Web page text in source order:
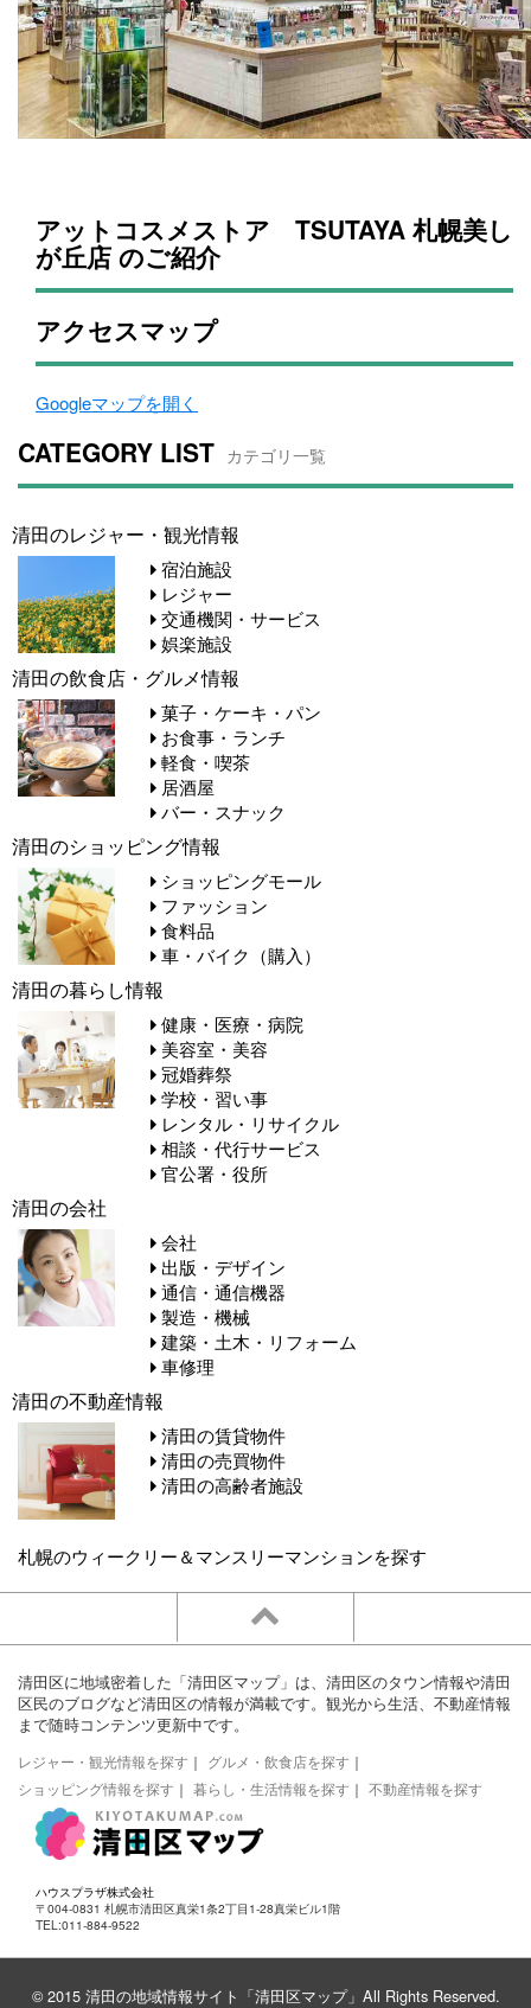
アットコスメストア TSUTAYA 札幌美し
が丘店 のご紹介
アクセスマップ
Googleマップを開く
CATEGORY LIST カテゴリ一覧
清田のレジャー・観光情報
宿泊施設
レジャー
交通機関・サービス
娯楽施設
清田の飲食店・グルメ情報
菓子・ケーキ・パン
お食事・ランチ
軽食・喫茶
居酒屋
バー・スナック
清田のショッピング情報
ショッピングモール
ファッション
食料品
車・バイク（購入）
清田の暮らし情報
健康・医療・病院
美容室・美容
冠婚葬祭
学校・習い事
レンタル・リサイクル
相談・代行サービス
官公署・役所
清田の会社
会社
出版・デザイン
通信・通信機器
製造・機械
建築・土木・リフォーム
車修理
清田の不動産情報
清田の賃貸物件
清田の売買物件
清田の高齢者施設
札幌のウィークリー＆マンスリーマンションを探す
清田区に地域密着した「清田区マップ」は、清田区のタウン情報や清田
区民のブログなど清田区の情報が満載です。観光から生活、不動産情報
まで随時コンテンツ更新中です。
レジャー・観光情報を探す ｜ グルメ・飲食店を探す ｜
ショッピング情報を探す ｜ 暮らし・生活情報を探す ｜ 不動産情報を探す
ハウスプラザ株式会社
〒004-0831 札幌市清田区真栄1条2丁目1-28真栄ビル1階
TEL:011-884-9522
© 2015 清田の地域情報サイト「清田区マップ」All Rights Reserved.